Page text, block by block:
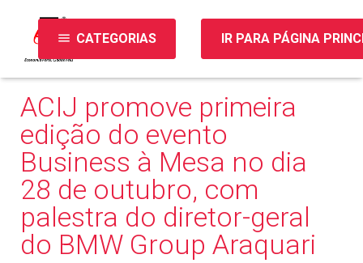
menu CATEGORIAS IR PARA PÁGINA
ACIJ promove primeira
edição do evento
Business à Mesa no dia
28 de outubro, com
palestra do diretor-geral
do BMW Group Araquari